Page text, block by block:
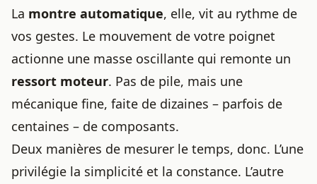
La montre automatique, elle, vit au rythme de
vos gestes. Le mouvement de votre poignet
actionne une masse oscillante qui remonte un
ressort moteur. Pas de pile, mais une
mécanique fine, faite de dizaines – parfois de
centaines – de composants.
Deux manières de mesurer le temps, donc. L’une
privilégie la simplicité et la constance. L’autre